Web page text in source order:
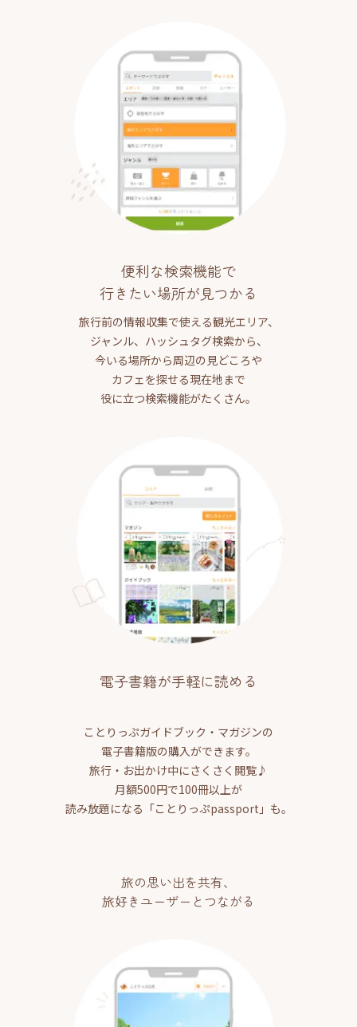
便利な検索機能で
行きたい場所が見つかる
旅行前の情報収集で使える観光エリア、
ジャンル、ハッシュタグ検索から、
今いる場所から周辺の見どころや
カフェを探せる現在地まで
役に立つ検索機能がたくさん。
電子書籍が手軽に読める
ことりっぷガイドブック・マガジンの
電子書籍版の購入ができます。
旅行・お出かけ中にさくさく閲覧♪
月額500円で100冊以上が
読み放題になる「ことりっぷpassport」も。
旅の思い出を共有、
旅好きユーザーとつながる